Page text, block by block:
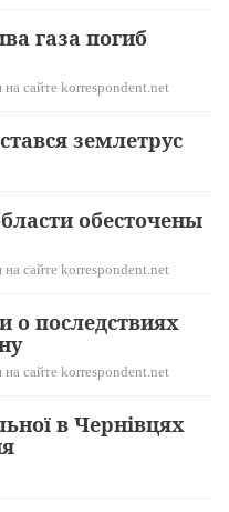
газа погиб
сайте korrespondent.net
землетрус
обесточены
сайте korrespondent.net
о последствиях
сайте korrespondent.net
в Чернівцях